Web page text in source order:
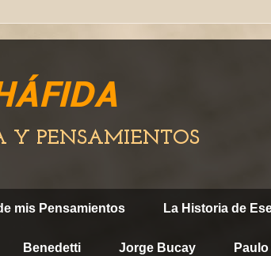
Y PENSAMIENTOS
mis Pensamientos La Historia de
Benedetti Jorge Bucay